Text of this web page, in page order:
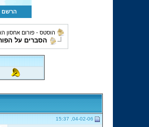
הרשם
הוסטס - פורום אחסון
הסברים על